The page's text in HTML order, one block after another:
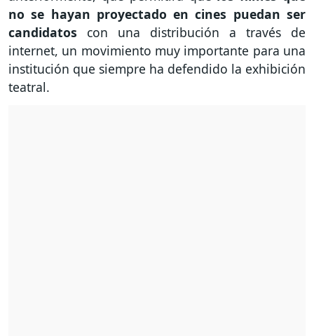
no se hayan proyectado en cines puedan ser
candidatos con una distribución a través de
internet, un movimiento muy importante para una
institución que siempre ha defendido la exhibición
teatral.